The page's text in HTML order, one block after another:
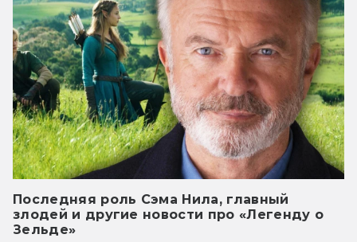
Последняя роль Сэма Нила, главный
злодей и другие новости про «Легенду о
Зельде»